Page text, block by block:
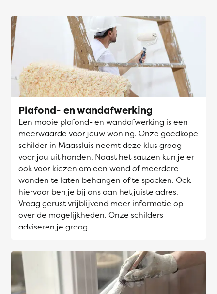
Plafond- en wandafwerking
Een mooie plafond- en wandafwerking is een
meerwaarde voor jouw woning. Onze goedkope
schilder in Maassluis neemt deze klus graag
voor jou uit handen. Naast het sauzen kun je er
ook voor kiezen om een wand of meerdere
wanden te laten behangen of te spacken. Ook
hiervoor ben je bij ons aan het juiste adres.
Vraag gerust vrijblijvend meer informatie op
over de mogelijkheden. Onze schilders
adviseren je graag.